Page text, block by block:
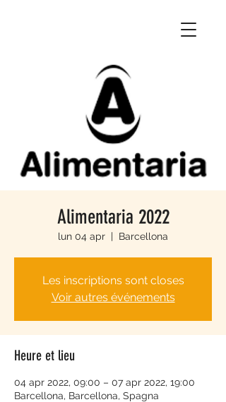
Alimentaria 2022
lun 04 apr
  |
Barcellona
Les inscriptions sont closes
Voir autres événements
Heure et lieu
04 apr 2022, 09:00 – 07 apr 2022, 19:00
Barcellona, Barcellona, Spagna